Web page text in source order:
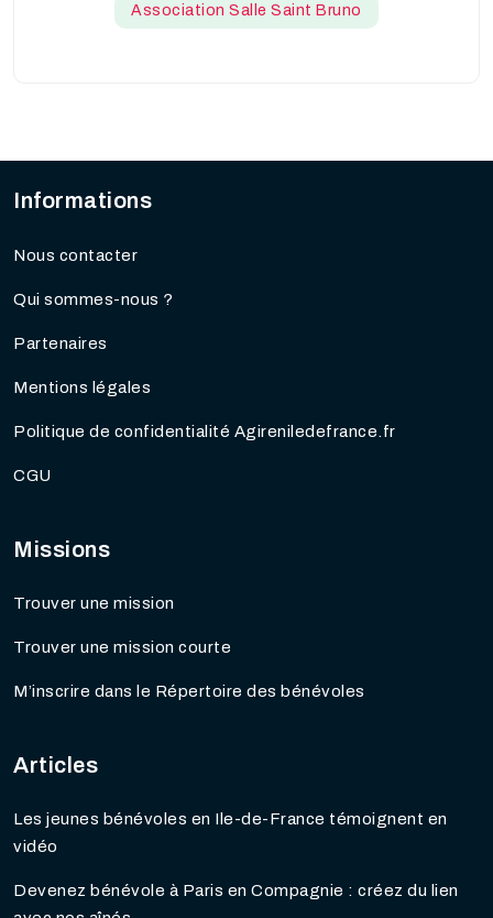
Association Salle Saint Bruno
Informations
Nous contacter
Qui sommes-nous ?
Partenaires
Mentions légales
Politique de confidentialité Agireniledefrance.fr
CGU
Missions
Trouver une mission
Trouver une mission courte
M’inscrire dans le Répertoire des bénévoles
Articles
Les jeunes bénévoles en Ile-de-France témoignent en
vidéo
Devenez bénévole à Paris en Compagnie : créez du lien